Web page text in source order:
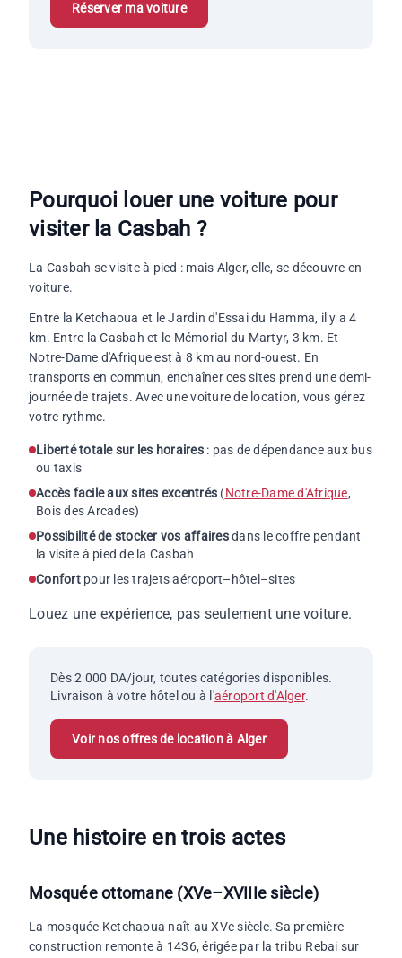
Réserver ma voiture
Pourquoi louer une voiture pour
visiter la Casbah ?
La Casbah se visite à pied : mais Alger, elle, se découvre en
voiture.
Entre la Ketchaoua et le Jardin d'Essai du Hamma, il y a 4
km. Entre la Casbah et le Mémorial du Martyr, 3 km. Et
Notre-Dame d'Afrique est à 8 km au nord-ouest. En
transports en commun, enchaîner ces sites prend une demi-
journée de trajets. Avec une voiture de location, vous gérez
votre rythme.
Liberté totale sur les horaires: pas de dépendance aux bus
ou taxis
Accès facile aux sites excentrés (Notre-Dame d'Afrique,
Bois des Arcades)
Possibilité de stocker vos affairesdans le coffre pendant
la visite à pied de la Casbah
Confortpour les trajets aéroport–hôtel–sites
Louez une expérience, pas seulement une voiture.
Dès 2 000 DA/jour, toutes catégories disponibles.
Livraison à votre hôtel ou à l'aéroport d'Alger.
Voir nos offres de location à Alger
Une histoire en trois actes
Mosquée ottomane (XVe–XVIIIe siècle)
La mosquée Ketchaoua naît au XVe siècle. Sa première
construction remonte à 1436, érigée par la tribu Rebai sur